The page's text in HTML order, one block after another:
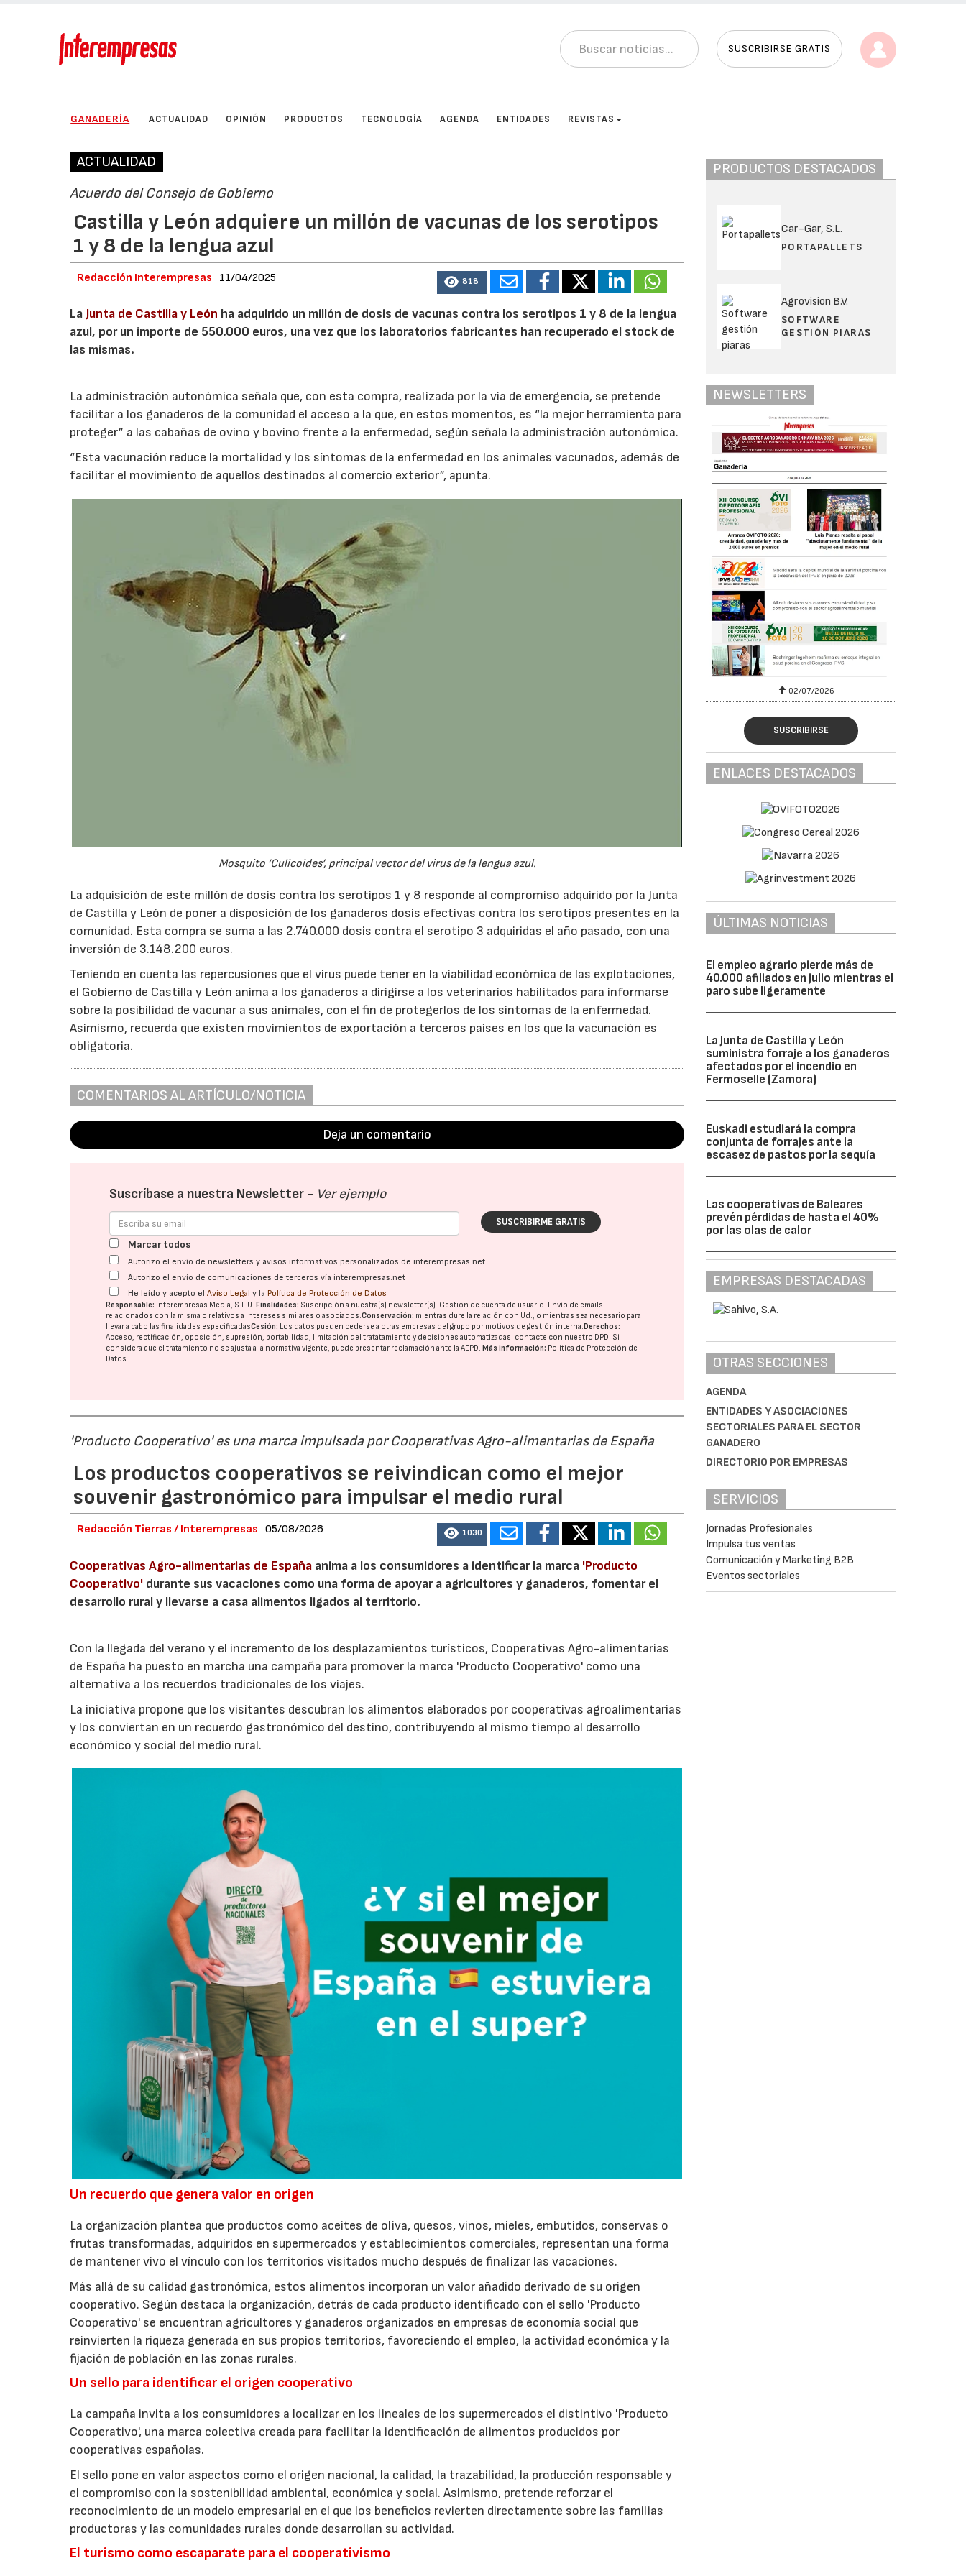
SUSCRIBIRSE GRATIS
GANADERÍA ACTUALIDAD OPINIÓN PRODUCTOS TECNOLOGÍA AGENDA ENTIDADES REVISTAS
ACTUALIDAD
Acuerdo del Consejo de Gobierno
Castilla y León adquiere un millón de vacunas de los serotipos
1 y 8 de la lengua azul
Redacción Interempresas 11/04/2025 818
LaJunta de Castilla y León ha adquirido un millón de dosis de vacunas contra los serotipos 1 y 8 de la lengua
azul, por un importe de 550.000 euros, una vez que los laboratorios fabricantes han recuperado el stock de
las mismas.
La administración autonómica señala que, con esta compra, realizada por la vía de emergencia, se pretende
facilitar a los ganaderos de la comunidad el acceso a la que, en estos momentos, es “la mejor herramienta para
proteger” a las cabañas de ovino y bovino frente a la enfermedad, según señala la administración autonómica.
“Esta vacunación reduce la mortalidad y los síntomas de la enfermedad en los animales vacunados, además de
facilitar el movimiento de aquellos destinados al comercio exterior”, apunta.
Mosquito ‘Culicoides’, principal vector del virus de la lengua azul.
La adquisición de este millón de dosis contra los serotipos 1 y 8 responde al compromiso adquirido por la Junta
de Castilla y León de poner a disposición de los ganaderos dosis efectivas contra los serotipos presentes en la
comunidad. Esta compra se suma a las 2.740.000 dosis contra el serotipo 3 adquiridas el año pasado, con una
inversión de 3.148.200 euros.
Teniendo en cuenta las repercusiones que el virus puede tener en la viabilidad económica de las explotaciones,
el Gobierno de Castilla y León anima a los ganaderos a dirigirse a los veterinarios habilitados para informarse
sobre la posibilidad de vacunar a sus animales, con el fin de protegerlos de los síntomas de la enfermedad.
Asimismo, recuerda que existen movimientos de exportación a terceros países en los que la vacunación es
obligatoria.
COMENTARIOS AL ARTÍCULO/NOTICIA
Deja un comentario
Suscríbase a nuestra Newsletter - Ver ejemplo
SUSCRIBIRME GRATIS
Marcar todos
Autorizo el envío de newsletters y avisos informativos personalizados de interempresas.net
Autorizo el envío de comunicaciones de terceros vía interempresas.net
He leído y acepto elAviso Legal y la Política de Protección de Datos
Responsable: Interempresas Media, S.L.U. Finalidades: Suscripción a nuestra(s) newsletter(s). Gestión de cuenta de usuario. Envío de emails
relacionados con la misma o relativos a intereses similares o asociados.Conservación: mientras dure la relación con Ud., o mientras sea necesario para
llevar a cabo las finalidades especificadasCesión: Los datos pueden cederse a otras empresas del grupo por motivos de gestión interna. Derechos:
Acceso, rectificación, oposición, supresión, portabilidad, limitación del tratatamiento y decisiones automatizadas: contacte con nuestro DPD. Si
considera que el tratamiento no se ajusta a la normativa vigente, puede presentar reclamación ante laAEPD. Más información: Política de Protección de
Datos
'Producto Cooperativo' es una marca impulsada por Cooperativas Agro-alimentarias de España
Los productos cooperativos se reivindican como el mejor
souvenir gastronómico para impulsar el medio rural
Redacción Tierras / Interempresas 05/08/2026 1030
Cooperativas Agro-alimentarias de España anima a los consumidores a identificar la marca 'Producto
Cooperativo' durante sus vacaciones como una forma de apoyar a agricultores y ganaderos, fomentar el
desarrollo rural y llevarse a casa alimentos ligados al territorio.
Con la llegada del verano y el incremento de los desplazamientos turísticos, Cooperativas Agro-alimentarias
de España ha puesto en marcha una campaña para promover la marca 'Producto Cooperativo' como una
alternativa a los recuerdos tradicionales de los viajes.
La iniciativa propone que los visitantes descubran los alimentos elaborados por cooperativas agroalimentarias
y los conviertan en un recuerdo gastronómico del destino, contribuyendo al mismo tiempo al desarrollo
económico y social del medio rural.
Un recuerdo que genera valor en origen
La organización plantea que productos como aceites de oliva, quesos, vinos, mieles, embutidos, conservas o
frutas transformadas, adquiridos en supermercados y establecimientos comerciales, representan una forma
de mantener vivo el vínculo con los territorios visitados mucho después de finalizar las vacaciones.
Más allá de su calidad gastronómica, estos alimentos incorporan un valor añadido derivado de su origen
cooperativo. Según destaca la organización, detrás de cada producto identificado con el sello 'Producto
Cooperativo' se encuentran agricultores y ganaderos organizados en empresas de economía social que
reinvierten la riqueza generada en sus propios territorios, favoreciendo el empleo, la actividad económica y la
fijación de población en las zonas rurales.
Un sello para identificar el origen cooperativo
La campaña invita a los consumidores a localizar en los lineales de los supermercados el distintivo 'Producto
Cooperativo', una marca colectiva creada para facilitar la identificación de alimentos producidos por
cooperativas españolas.
El sello pone en valor aspectos como el origen nacional, la calidad, la trazabilidad, la producción responsable y
el compromiso con la sostenibilidad ambiental, económica y social. Asimismo, pretende reforzar el
reconocimiento de un modelo empresarial en el que los beneficios revierten directamente sobre las familias
productoras y las comunidades rurales donde desarrollan su actividad.
El turismo como escaparate para el cooperativismo
PRODUCTOS DESTACADOS
Car-Gar, S.L.
PORTAPALLETS
Agrovision B.V.
SOFTWARE
GESTIÓN PIARAS
NEWSLETTERS
02/07/2026
SUSCRIBIRSE
ENLACES DESTACADOS
ÚLTIMAS NOTICIAS
El empleo agrario pierde más de
40.000 afiliados en julio mientras el
paro sube ligeramente
La Junta de Castilla y León
suministra forraje a los ganaderos
afectados por el incendio en
Fermoselle (Zamora)
Euskadi estudiará la compra
conjunta de forrajes ante la
escasez de pastos por la sequía
Las cooperativas de Baleares
prevén pérdidas de hasta el 40%
por las olas de calor
EMPRESAS DESTACADAS
OTRAS SECCIONES
AGENDA
ENTIDADES Y ASOCIACIONES
SECTORIALES PARA EL SECTOR
GANADERO
DIRECTORIO POR EMPRESAS
SERVICIOS
Jornadas Profesionales
Impulsa tus ventas
Comunicación y Marketing B2B
Eventos sectoriales